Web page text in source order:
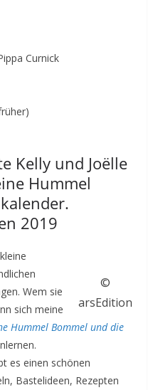
Curnick
Kelly und Joëlle
Hummel
2019
©
arsEdition
Wem sie
sich meine
Hummel Bommel und die
es einen schönen
Bastelideen, Rezepten